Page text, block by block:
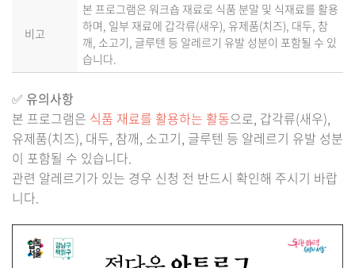
비고
본 프로그램은 워크숍 재료로 식품 분말 및 식재료를 활용
하며, 일부 재료에 갑각류(새우), 유제품(치즈), 대두, 참
깨, 소고기, 글루텐 등 알레르기 유발 성분이 포함될 수 있
습니다.
✅ 유의사항
본 프로그램은 식품 재료를 활용하는 활동으로, 갑각류(새우),
유제품(치즈), 대두, 참깨, 소고기, 글루텐 등 알레르기 유발 성분
이 포함될 수 있습니다.
관련 알레르기가 있는 경우 신청 전 반드시 확인해 주시기 바랍
니다.